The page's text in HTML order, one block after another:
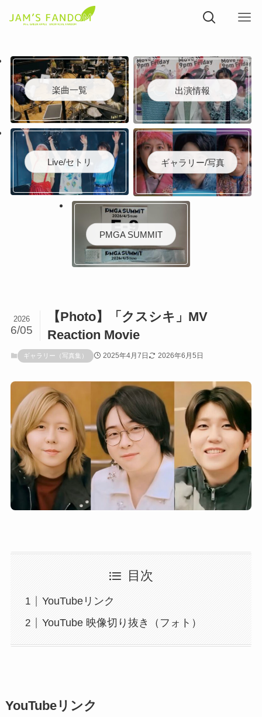
楽曲一覧 出演情報
Live/セトリ ギャラリー/写真
PMGA SUMMIT
【Photo】「クスシキ」MV
Reaction Movie
2026
6/05
ギャラリー（写真集） 2025年4月7日 2026年6月5日
目次
YouTubeリンク
YouTube 映像切り抜き（フォト）
YouTubeリンク